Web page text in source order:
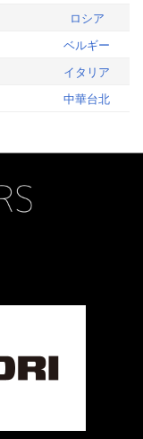
ロシア
ベルギー
イタリア
中華台北